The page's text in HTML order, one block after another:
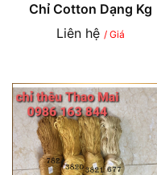
Chỉ Cotton Dạng Kg
Liên hệ / Giá